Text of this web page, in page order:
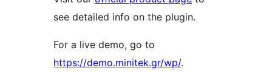
see detailed info on the plugin.
For a live demo, go to
https://demo.minitek.gr/wp/.